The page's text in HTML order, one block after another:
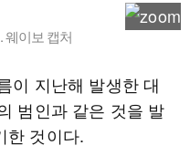
웨이보 캡처
이 지난해 발생한 대
범인과 같은 것을 발
한 것이다.